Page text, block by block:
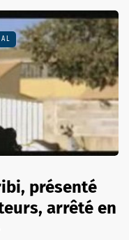
présenté
arrêté en